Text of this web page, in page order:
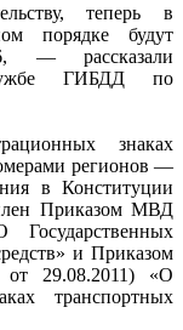
теперь в
порядке будут
— рассказали
ГИБДД по
знаках
регионов —
в Конституции
Приказом МВД
и Приказом
29.08.2011) «О
транспортных